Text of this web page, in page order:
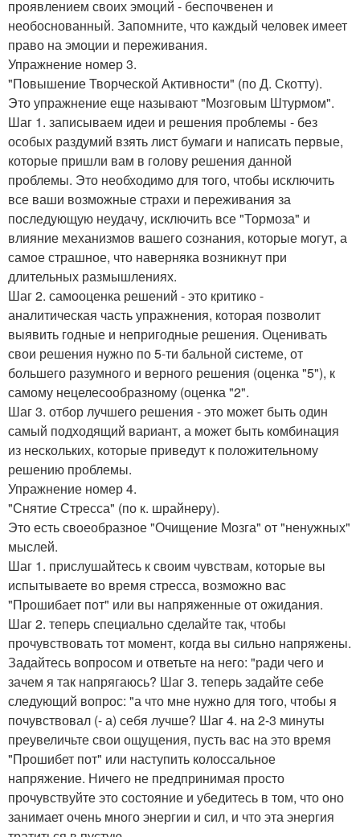
проявлением своих эмоций - беспочвенен и
необоснованный. Запомните, что каждый человек имеет
право на эмоции и переживания.
Упражнение номер 3.
"Повышение Творческой Активности" (по Д. Скотту).
Это упражнение еще называют "Мозговым Штурмом".
Шаг 1. записываем идеи и решения проблемы - без
особых раздумий взять лист бумаги и написать первые,
которые пришли вам в голову решения данной
проблемы. Это необходимо для того, чтобы исключить
все ваши возможные страхи и переживания за
последующую неудачу, исключить все "Тормоза" и
влияние механизмов вашего сознания, которые могут, а
самое страшное, что наверняка возникнут при
длительных размышлениях.
Шаг 2. самооценка решений - это критико -
аналитическая часть упражнения, которая позволит
выявить годные и непригодные решения. Оценивать
свои решения нужно по 5-ти бальной системе, от
большего разумного и верного решения (оценка "5"), к
самому нецелесообразному (оценка "2".
Шаг 3. отбор лучшего решения - это может быть один
самый подходящий вариант, а может быть комбинация
из нескольких, которые приведут к положительному
решению проблемы.
Упражнение номер 4.
"Снятие Стресса" (по к. шрайнеру).
Это есть своеобразное "Очищение Мозга" от "ненужных"
мыслей.
Шаг 1. прислушайтесь к своим чувствам, которые вы
испытываете во время стресса, возможно вас
"Прошибает пот" или вы напряженные от ожидания.
Шаг 2. теперь специально сделайте так, чтобы
прочувствовать тот момент, когда вы сильно напряжены.
Задайтесь вопросом и ответьте на него: "ради чего и
зачем я так напрягаюсь? Шаг 3. теперь задайте себе
следующий вопрос: "а что мне нужно для того, чтобы я
почувствовал (- а) себя лучше? Шаг 4. на 2-3 минуты
преувеличьте свои ощущения, пусть вас на это время
"Прошибет пот" или наступить колоссальное
напряжение. Ничего не предпринимая просто
прочувствуйте это состояние и убедитесь в том, что оно
занимает очень много энергии и сил, и что эта энергия